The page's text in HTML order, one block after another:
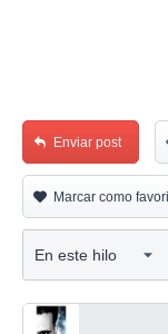
Enviar post
Marcar como